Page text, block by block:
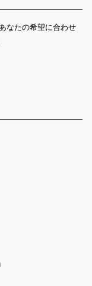
なたの希望に合わせ